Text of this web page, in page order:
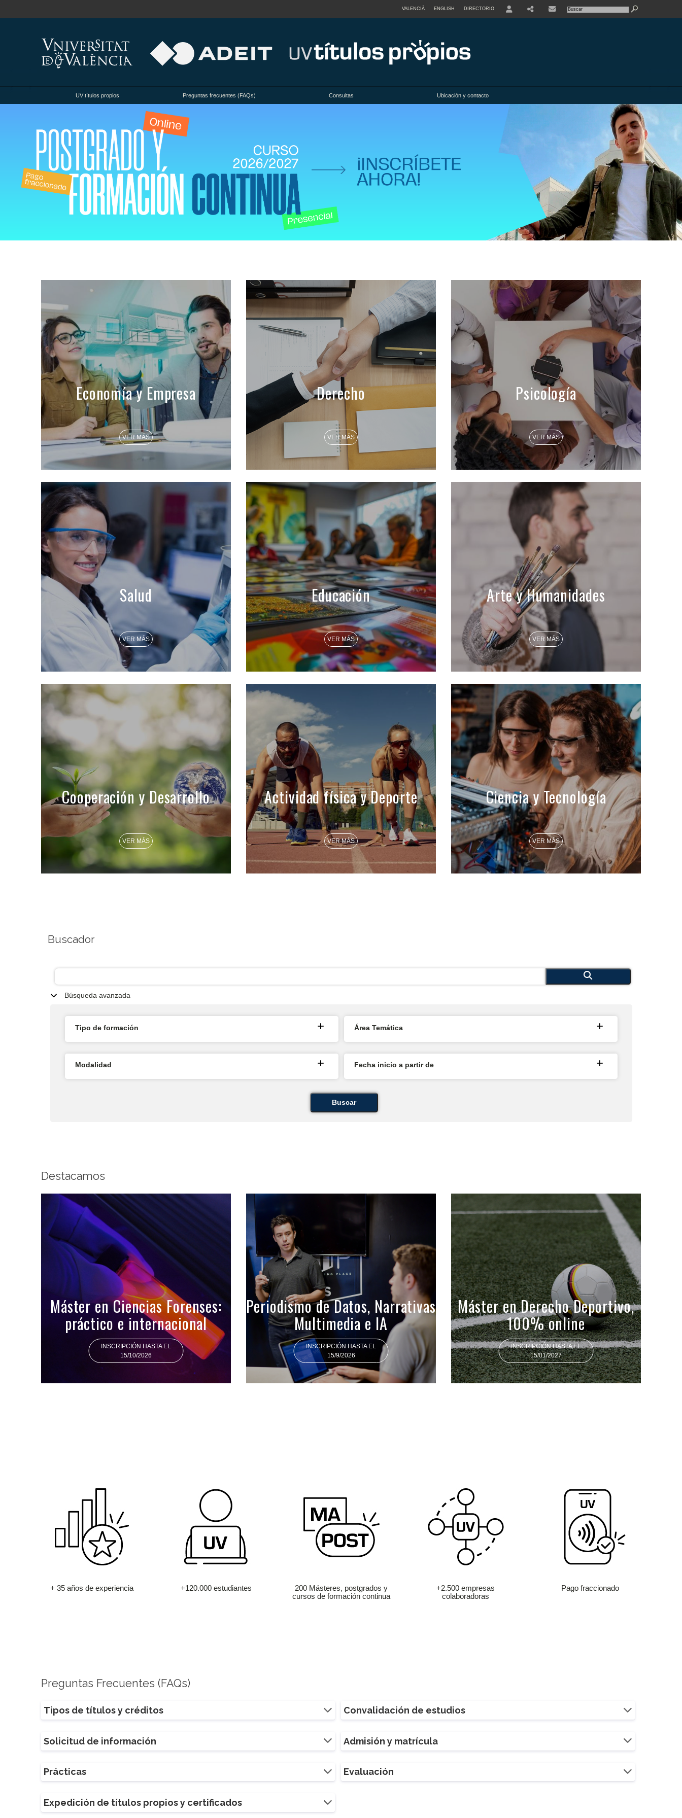
VALENCIÀ ENGLISH DIRECTORIO
UV títulos propios Preguntas frecuentes (FAQs) Consultas Ubicación y contacto
Economía y Empresa
VER MÁS
Derecho
VER MÁS
Psicología
VER MÁS
Salud
VER MÁS
Educación
VER MÁS
Arte y Humanidades
VER MÁS
Cooperación y Desarrollo
VER MÁS
Actividad física y Deporte
VER MÁS
Ciencia y Tecnología
VER MÁS
Buscador
Búsqueda avanzada
Tipo de formación Área Temática
Modalidad Fecha inicio a partir de
Buscar
Destacamos
Máster en Ciencias Forenses:
práctico e internacional
INSCRIPCIÓN HASTA EL
15/10/2026
Periodismo de Datos, Narrativas
Multimedia e IA
INSCRIPCIÓN HASTA EL
15/9/2026
Máster en Derecho Deportivo,
100% online
INSCRIPCIÓN HASTA EL
15/01/2027
+ 35 años de experiencia +120.000 estudiantes
200 Másteres, postgrados y
cursos de formación continua
+2.500 empresas
colaboradoras
Pago fraccionado
Preguntas Frecuentes (FAQs)
Tipos de títulos y créditos Convalidación de estudios
Solicitud de información Admisión y matrícula
Prácticas Evaluación
Expedición de títulos propios y certificados